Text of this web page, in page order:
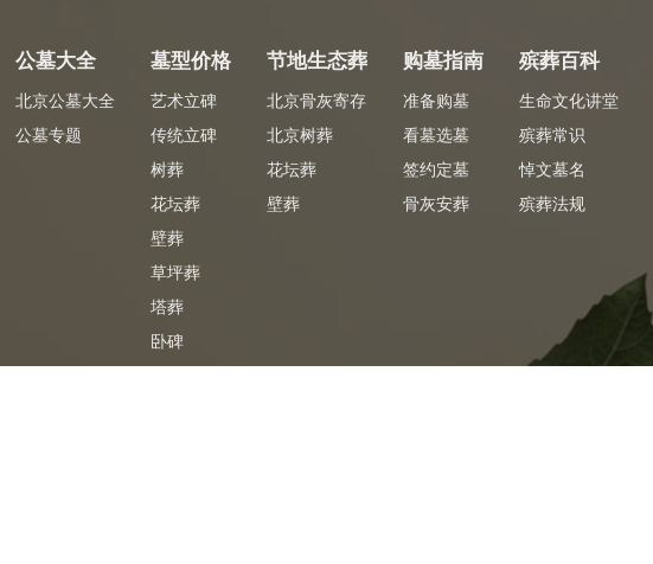
公墓大全
北京公墓大全
公墓专题
墓型价格
艺术立碑
传统立碑
树葬
花坛葬
壁葬
草坪葬
塔葬
卧碑
节地生态葬
北京骨灰寄存
北京树葬
花坛葬
壁葬
购墓指南
准备购墓
看墓选墓
签约定墓
骨灰安葬
殡葬百科
生命文化讲堂
殡葬常识
悼文墓名
殡葬法规